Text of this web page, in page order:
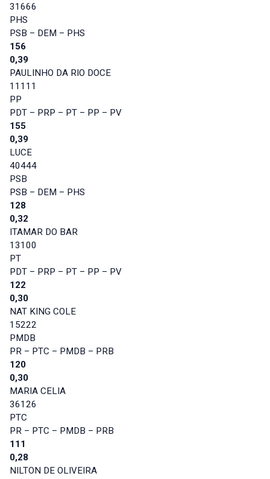
31666
PHS
PSB – DEM – PHS
156
0,39
PAULINHO DA RIO DOCE
11111
PP
PDT – PRP – PT – PP – PV
155
0,39
LUCE
40444
PSB
PSB – DEM – PHS
128
0,32
ITAMAR DO BAR
13100
PT
PDT – PRP – PT – PP – PV
122
0,30
NAT KING COLE
15222
PMDB
PR – PTC – PMDB – PRB
120
0,30
MARIA CELIA
36126
PTC
PR – PTC – PMDB – PRB
111
0,28
NILTON DE OLIVEIRA